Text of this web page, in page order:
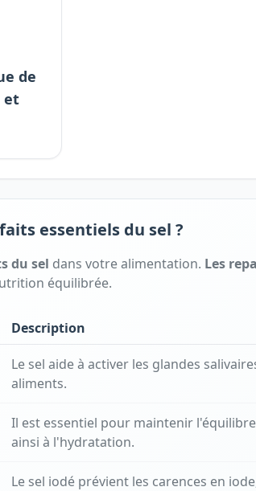
de
et
essentiels du sel ?
du sel dans votre alimentation. Les
équilibrée.
Description
Le sel aide à activer les glandes
aliments.
Il est essentiel pour maintenir
ainsi à l'hydratation.
Le sel iodé prévient les carences en